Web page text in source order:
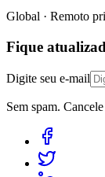
Global · Remoto
Fique
Digite seu e-mail
Sem spam.